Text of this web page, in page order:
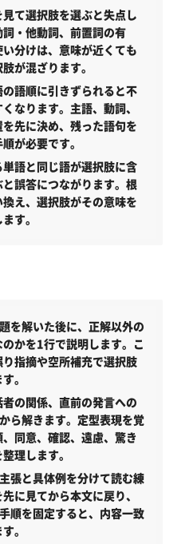
て選択肢を選ぶと失点し
・他動詞、前置詞の有
分けは、意味が近くても
が混ざります。
語順に引きずられると不
なります。主語、動詞、
先に決め、残った語句を
が必要です。
語と同じ語が選択肢に含
誤答につながります。根
え、選択肢がその意味を
す。
を解いた後に、正解以外の
かを1行で説明します。こ
指摘や空所補充で選択肢
。
の関係、直前の発言への
ら解きます。定型表現を覚
同意、確認、遠慮、驚き
理します。
張と具体例を分けて読む練
に見てから本文に戻り、
順を固定すると、内容一致
。